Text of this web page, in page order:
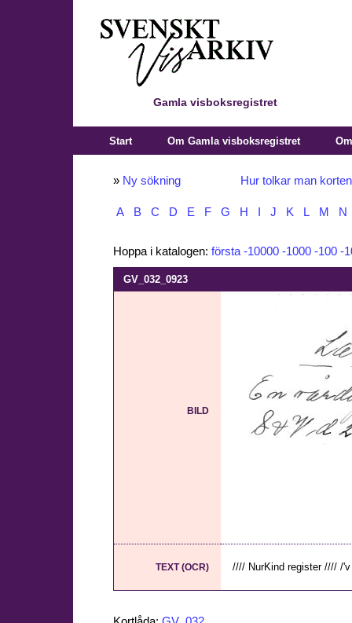
Gamla visboksregistret
Start Om Gamla visboksregistret
» Ny sökning Hur tolkar man
A B C D E F G H J K L M N
Hoppa i katalogen: första -10000 -1000 -100 -
GV_032_0923
BILD
TEXT (OCR) //// NurKind register //// /